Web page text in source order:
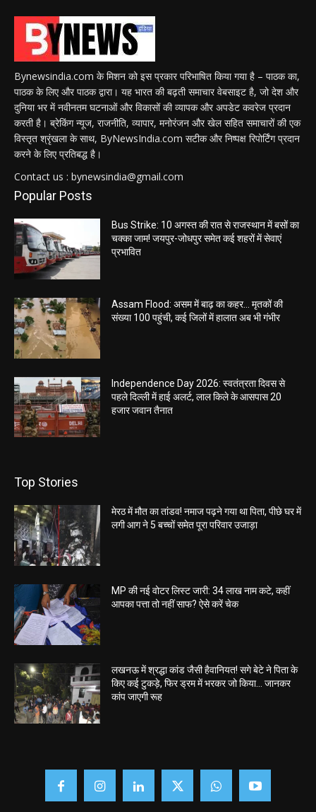
Bynewsindia.com के मिशन को इस प्रकार परिभाषित किया गया है – पाठक का,
पाठक के लिए और पाठक द्वारा। यह भारत की बढ़ती समाचार वेबसाइट है, जो देश और
दुनिया भर में नवीनतम घटनाओं और विकासों की व्यापक और अपडेट कवरेज प्रदान
करती है। ब्रेकिंग न्यूज, राजनीति, व्यापार, मनोरंजन और खेल सहित समाचारों की एक
विस्तृत श्रृंखला के साथ, ByNewsIndia.com सटीक और निष्पक्ष रिपोर्टिंग प्रदान
करने के लिए प्रतिबद्ध है।
Contact us : bynewsindia@gmail.com
Popular Posts
Bus Strike: 10 अगस्त की रात से राजस्थान में बसों का
चक्का जाम! जयपुर-जोधपुर समेत कई शहरों में सेवाएं
प्रभावित
Assam Flood: असम में बाढ़ का कहर… मृतकों की
संख्या 100 पहुंची, कई जिलों में हालात अब भी गंभीर
Independence Day 2026: स्वतंत्रता दिवस से
पहले दिल्ली में हाई अलर्ट, लाल किले के आसपास 20
हजार जवान तैनात
Top Stories
मेरठ में मौत का तांडव! नमाज पढ़ने गया था पिता, पीछे घर में
लगी आग ने 5 बच्चों समेत पूरा परिवार उजाड़ा
MP की नई वोटर लिस्ट जारी: 34 लाख नाम कटे, कहीं
आपका पत्ता तो नहीं साफ? ऐसे करें चेक
लखनऊ में श्रद्धा कांड जैसी हैवानियत! सगे बेटे ने पिता के
किए कई टुकड़े, फिर ड्रम में भरकर जो किया… जानकर
कांप जाएगी रूह